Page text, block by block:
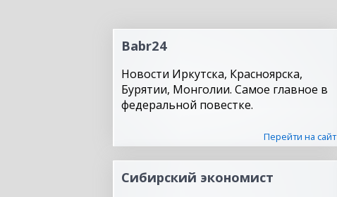
Babr24
Новости Иркутска, Красноярска,
Бурятии, Монголии. Самое главное в
федеральной повестке.
Перейти на сайт
Сибирский экономист